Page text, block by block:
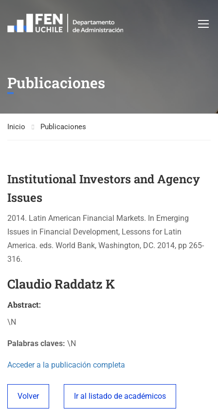
Publicaciones
Inicio Publicaciones
Institutional Investors and Agency
Issues
2014. Latin American Financial Markets. In Emerging
Issues in Financial Development, Lessons for Latin
America. eds. World Bank, Washington, DC. 2014, pp 265-
316.
Claudio Raddatz K
Abstract:
\N
Palabras claves: \N
Acceder a la publicación completa
Volver Ir al listado de académicos